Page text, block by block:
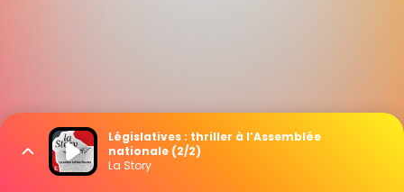
Législatives : thriller à l’Assemblée
nationale (2/2)
La Story